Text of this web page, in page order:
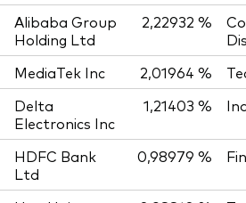
Alibaba Group
Holding Ltd
2,22932 %
MediaTek Inc 2,01964 %
Delta
Electronics Inc
1,21403 %
HDFC Bank
Ltd
0,98979 %